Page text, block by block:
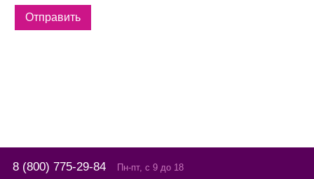
8 (800) 775-29-84 Пн-пт, с 9 до 18